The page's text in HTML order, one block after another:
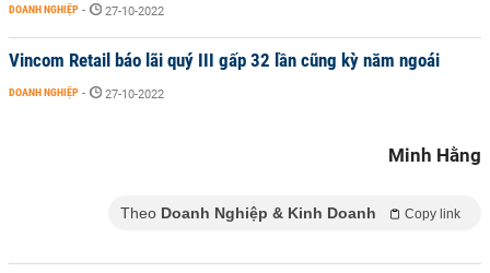
DOANH NGHIỆP - 27-10-2022
Vincom Retail báo lãi quý III gấp 32 lần cũng kỳ năm ngoái
DOANH NGHIỆP - 27-10-2022
Minh Hằng
Theo Doanh Nghiệp & Kinh Doanh Copy link